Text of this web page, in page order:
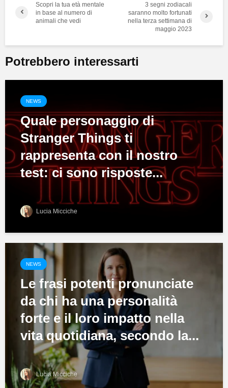
Scopri la tua età mentale
in base al numero di
animali che vedi
3 segni zodiacali
saranno molto fortunati
nella terza settimana di
maggio 2023
Potrebbero interessarti
NEWS
Quale personaggio di
Stranger Things ti
rappresenta con il nostro
test: ci sono risposte...
Lucia Micciche
NEWS
Le frasi potenti pronunciate
da chi ha una personalità
forte e il loro impatto nella
vita quotidiana, secondo la...
Lucia Micciche